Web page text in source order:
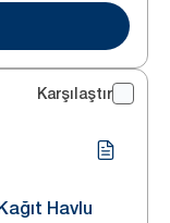
Karşılaştır
Havlu